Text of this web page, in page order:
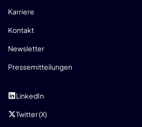
Karriere
Kontakt
Newsletter
Pressemitteilungen
LinkedIn
Twitter (X)